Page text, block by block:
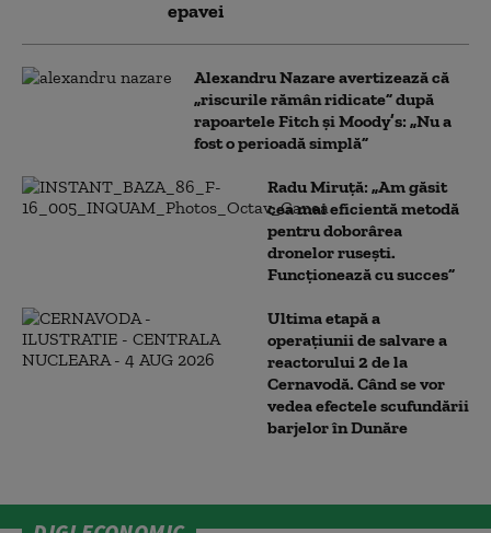
epavei
Alexandru Nazare avertizează că
„riscurile rămân ridicate” după
rapoartele Fitch și Moody’s: „Nu a
fost o perioadă simplă”
Radu Miruță: „Am găsit
cea mai eficientă metodă
pentru doborârea
dronelor rusești.
Funcționează cu succes”
Ultima etapă a
operațiunii de salvare a
reactorului 2 de la
Cernavodă. Când se vor
vedea efectele scufundării
barjelor în Dunăre